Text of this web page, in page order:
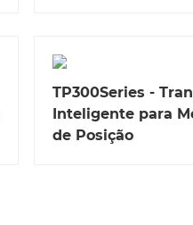
TP300Series -
Inteligente para
de Posição